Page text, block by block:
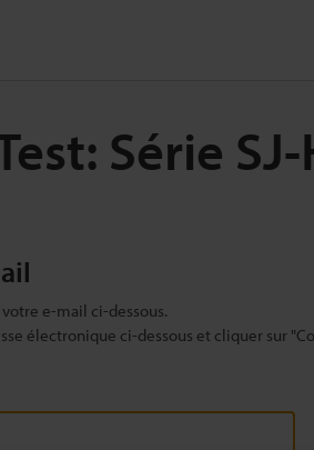
Série SJ-
e-mail ci-dessous.
électronique ci-dessous et cliquer sur